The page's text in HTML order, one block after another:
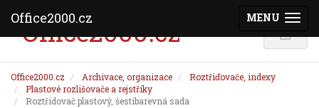
Office2000.cz Archivace, organizace
Roztřiďovače, indexy
Plastové rozlišovače a rejstříky
Roztřidovač plastový, šestibarevná sada
MENU
Office2000.cz